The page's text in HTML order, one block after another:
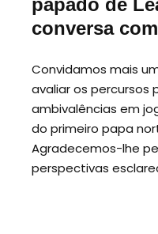
papado de
conversa
Convidamos mais
avaliar os percursos
ambivalências em
do primeiro papa
Agradecemos-lhe
perspectivas